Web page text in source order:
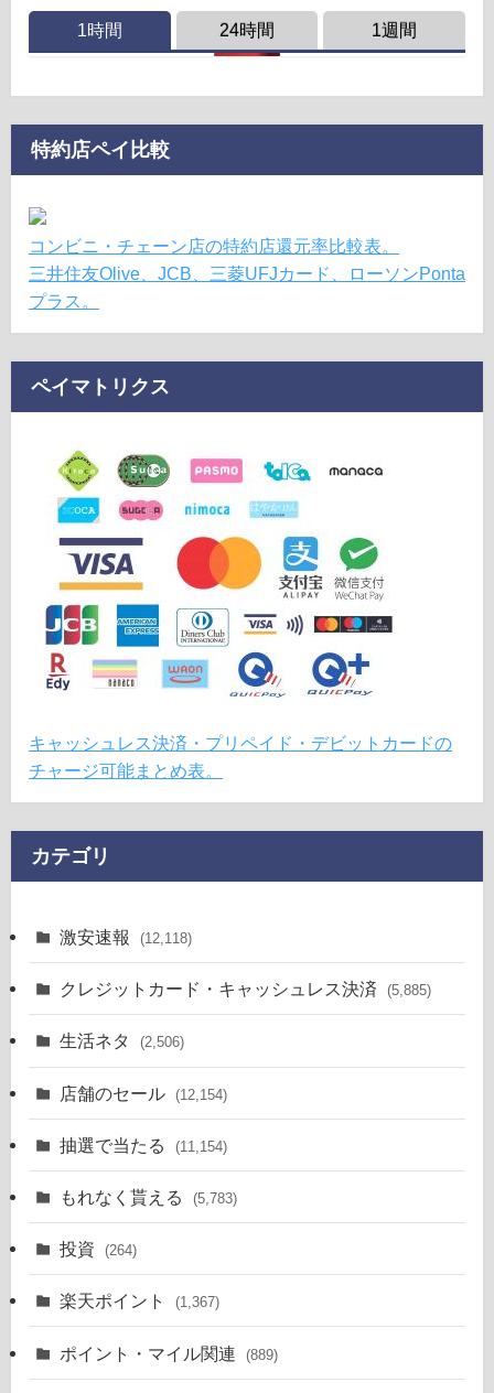
1時間 24時間 1週間
特約店ペイ比較
コンビニ・チェーン店の特約店還元率比較表。
三井住友Olive、JCB、三菱UFJカード、ローソンPonta
プラス。
ペイマトリクス
キャッシュレス決済・プリペイド・デビットカードの
チャージ可能まとめ表。
カテゴリ
激安速報 (12,118)
クレジットカード・キャッシュレス決済 (5,885)
生活ネタ (2,506)
店舗のセール (12,154)
抽選で当たる (11,154)
もれなく貰える (5,783)
投資 (264)
楽天ポイント (1,367)
ポイント・マイル関連 (889)